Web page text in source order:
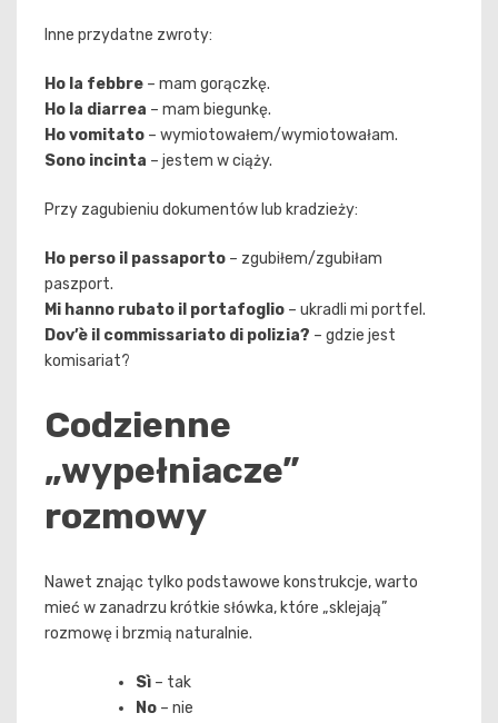
Inne przydatne zwroty:
Ho la febbre – mam gorączkę.
Ho la diarrea – mam biegunkę.
Ho vomitato – wymiotowałem/wymiotowałam.
Sono incinta – jestem w ciąży.
Przy zagubieniu dokumentów lub kradzieży:
Ho perso il passaporto – zgubiłem/zgubiłam
paszport.
Mi hanno rubato il portafoglio – ukradli mi portfel.
Dov’è il commissariato di polizia? – gdzie jest
komisariat?
Codzienne
„wypełniacze”
rozmowy
Nawet znając tylko podstawowe konstrukcje, warto
mieć w zanadrzu krótkie słówka, które „sklejają”
rozmowę i brzmią naturalnie.
Sì – tak
No – nie